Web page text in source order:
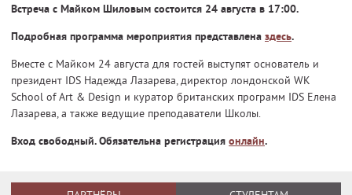
Встреча с Майком Шиловым состоится 24 августа в 17:00.
Подробная программа мероприятия представлена здесь.
Вместе с Майком 24 августа для гостей выступят основатель и
президент IDS Надежда Лазарева, директор лондонской WK
School of Art & Design и куратор британских программ IDS Елена
Лазарева, а также ведущие преподаватели Школы.
Вход свободный. Обязательна регистрация онлайн.